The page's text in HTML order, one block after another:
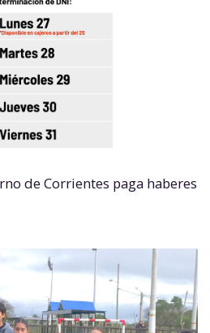
de Corrientes paga haberes